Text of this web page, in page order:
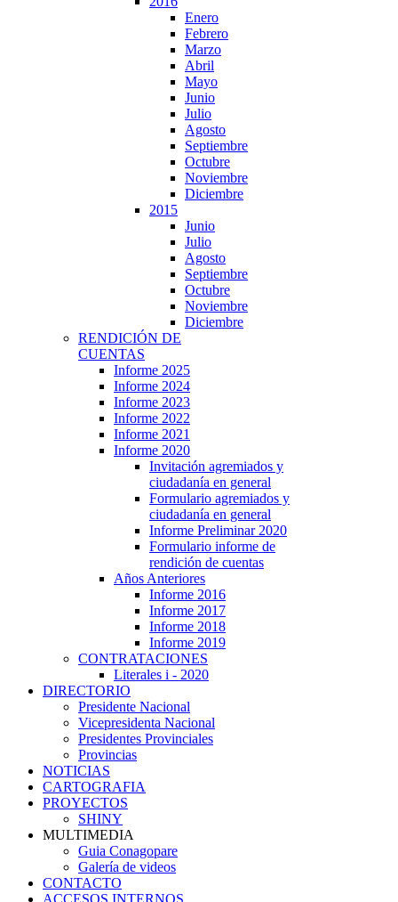
Enero
Febrero
Marzo
Abril
Mayo
Junio
Julio
Agosto
Septiembre
Octubre
Noviembre
Diciembre
2015
Junio
Julio
Agosto
Septiembre
Octubre
Noviembre
Diciembre
RENDICIÓN DE
CUENTAS
Informe 2025
Informe 2024
Informe 2023
Informe 2022
Informe 2021
Informe 2020
Invitación agremiados y
ciudadanía en general
Formulario agremiados y
ciudadanía en general
Informe Preliminar 2020
Formulario informe de
rendición de cuentas
Años Anteriores
Informe 2016
Informe 2017
Informe 2018
Informe 2019
CONTRATACIONES
Literales i - 2020
DIRECTORIO
Presidente Nacional
Vicepresidenta Nacional
Presidentes Provinciales
Provincias
NOTICIAS
CARTOGRAFIA
PROYECTOS
SHINY
MULTIMEDIA
Guia Conagopare
Galería de videos
CONTACTO
ACCESOS INTERNOS